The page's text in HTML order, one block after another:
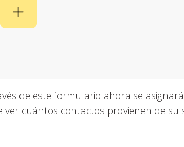
de este formulario ahora se
ver cuántos contactos provienen de